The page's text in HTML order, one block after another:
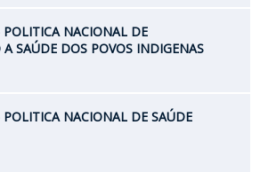
NACIONAL DE
A SAÚDE DOS POVOS INDIGENAS
NACIONAL DE SAÚDE